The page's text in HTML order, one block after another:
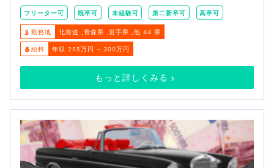
フリーター可 既卒可 未経験可 第二新卒可 高卒可
勤務地 北海道 青森県 岩手県 他 44 県
給料 年収 255万円 ~ 300万円
もっと詳しくみる